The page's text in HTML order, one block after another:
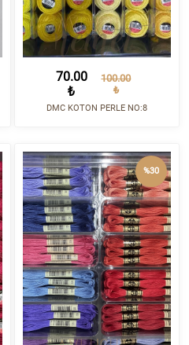
70.00
₺
100.00
₺
DMC KOTON PERLE NO:8
%30